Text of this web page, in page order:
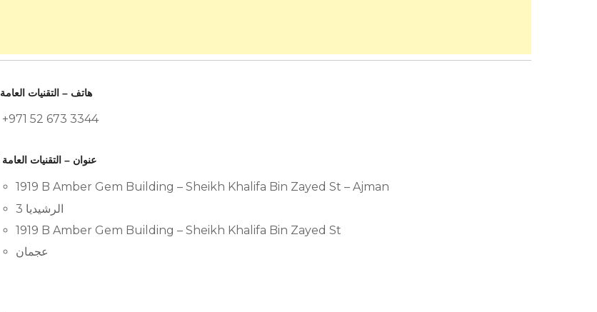
☎️ هاتف – التقنيات العامة
+971 52 673 3344
📭 عنوان – التقنيات العامة
1919 B Amber Gem Building – Sheikh Khalifa Bin Zayed St – Ajman
الرشيديا 3
1919 B Amber Gem Building – Sheikh Khalifa Bin Zayed St
عجمان